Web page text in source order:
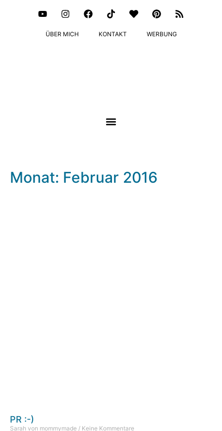
ÜBER MICH KONTAKT WERBUNG
Monat: Februar 2016
PR :-)
Sarah von mommymade Keine Kommentare